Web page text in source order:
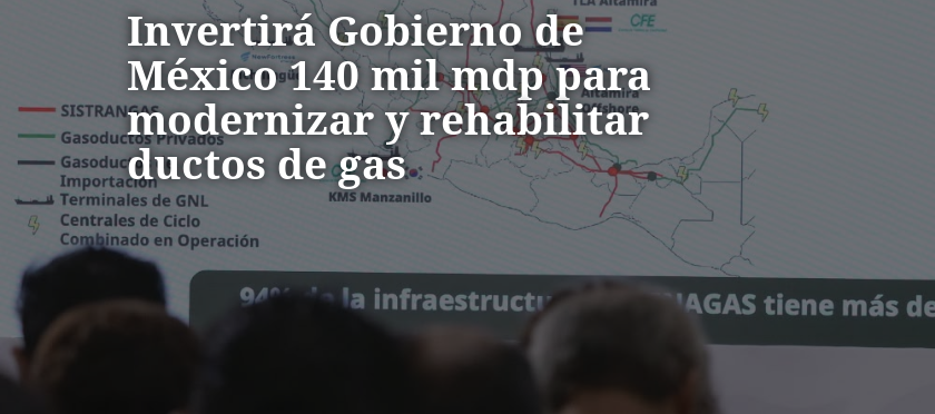
Invertirá Gobierno de
México 140 mil mdp para
modernizar y rehabilitar
ductos de gas